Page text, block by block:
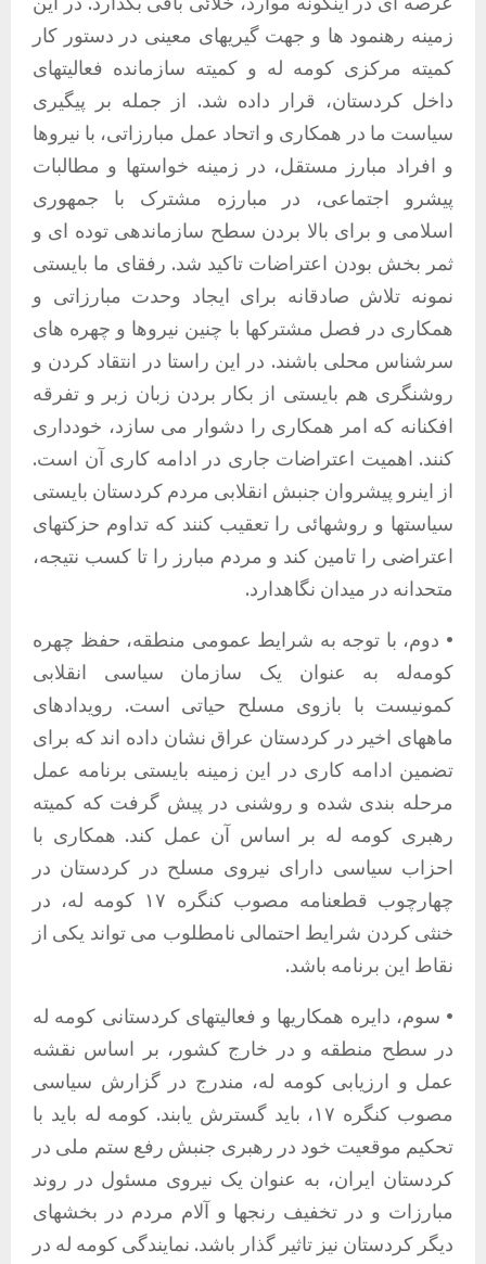
زمینه رهنمود ها و جهت گیریهای معینی در دستور کار
کمیته مرکزی کومه له و کمیته سازمانده فعالیتهای
داخل کردستان، قرار داده شد. از جمله بر پیگیری
سیاست ما در همکاری و اتحاد عمل مبارزاتی، با نیروها
و افراد مبارز مستقل، در زمینه خواستها و مطالبات
پیشرو اجتماعی، در مبارزه مشترک با جمهوری
اسلامی و برای بالا بردن سطح سازماندهی توده ای و
ثمر بخش بودن اعتراضات تاکید شد. رفقای ما بایستی
نمونه تلاش صادقانه برای ایجاد وحدت مبارزاتی و
همکاری در فصل مشترکها با چنین نیروها و چهره های
سرشناس محلی باشند. در این راستا در انتقاد کردن و
روشنگری هم بایستی از بکار بردن زبان زبر و تفرقه
افکنانه که امر همکاری را دشوار می سازد، خودداری
کنند. اهمیت اعتراضات جاری در ادامه کاری آن است.
از اینرو پیشروان جنبش انقلابی مردم کردستان بایستی
سیاستها و روشهائی را تعقیب کنند که تداوم حزکتهای
اعتراضی را تامین کند و مردم مبارز را تا کسب نتیجه،
متحدانه در میدان نگاهدارد.
• دوم، با توجه به شرایط عمومی منطقه، حفظ چهره
کومەله به عنوان یک سازمان سیاسی انقلابی
کمونیست با بازوی مسلح حیاتی است. رویدادهای
ماههای اخیر در کردستان عراق نشان داده اند که برای
تضمین ادامه کاری در این زمینه بایستی برنامه عمل
مرحله بندی شده و روشنی در پیش گرفت که کمیته
رهبری کومه له بر اساس آن عمل کند. همکاری با
احزاب سیاسی دارای نیروی مسلح در کردستان در
چهارچوب قطعنامه مصوب کنگره ۱۷ کومه له، در
خنثی کردن شرایط احتمالی نامطلوب می تواند یکی از
نقاط این برنامه باشد.
• سوم، دایره همکاریها و فعالیتهای کردستانی کومه له
در سطح منطقه و در خارج کشور، بر اساس نقشه
عمل و ارزیابی کومه له، مندرج در گزارش سیاسی
مصوب کنگره ۱۷، باید گسترش یابند. کومه له باید با
تحکیم موقعیت خود در رهبری جنبش رفع ستم ملی در
کردستان ایران، به عنوان یک نیروی مسئول در روند
مبارزات و در تخفیف رنجها و آلام مردم در بخشهای
دیگر کردستان نیز تاثیر گذار باشد. نمایندگی کومه له در